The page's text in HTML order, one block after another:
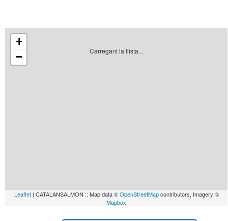
Carregant la llista...
+
−
Leaflet| CATALANSALMON :: Map data ©OpenStreetMapcontributors, Imagery ©
Mapbox